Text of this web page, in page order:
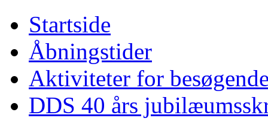
Startside
Åbningstider
Aktiviteter for
DDS 40 års